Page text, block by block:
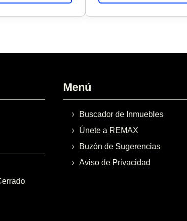
Menú
Buscador de Inmuebles
Únete a REMAX
Buzón de Sugerencias
Aviso de Privacidad